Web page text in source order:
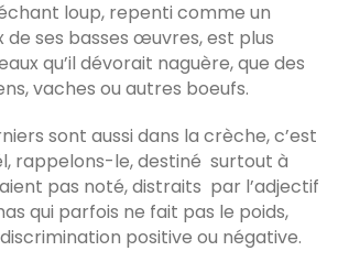
loup, repenti comme un
de ses basses œuvres, est plus
qu’il dévorait naguère, que des
vaches ou autres boeufs.
sont aussi dans la crèche, c’est
rappelons-le, destiné surtout à
pas noté, distraits par l’adjectif
qui parfois ne fait pas le poids,
positive ou négative.